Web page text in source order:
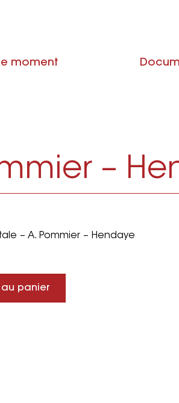
moment
–
– A. Pommier – Hendaye
panier